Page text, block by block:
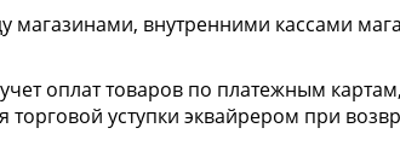
внутренними кассами
оплат товаров по платежным
уступки эквайрером при